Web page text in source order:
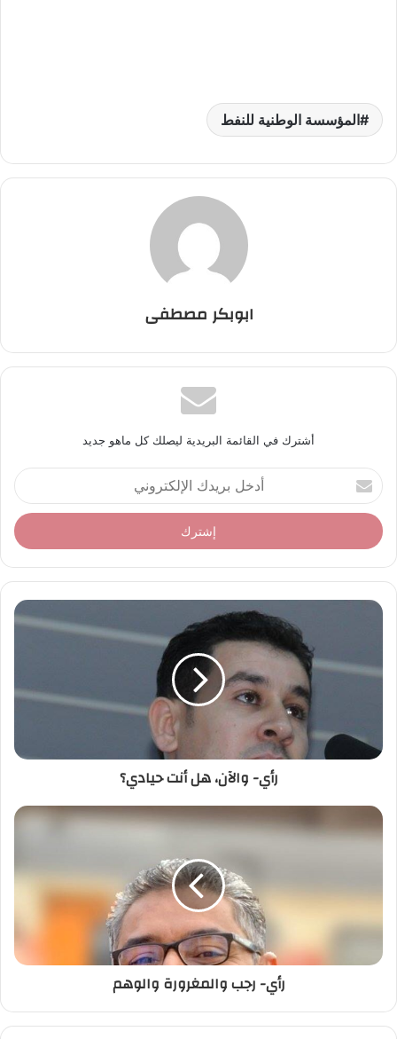
المؤسسة الوطنية للنفط
ابوبكر مصطفى
أشترك في القائمة البريدية ليصلك كل ماهو جديد
أ
د
خ
ل
ر
د
ر
ي
رأي- والآن، هل أنت حيادي؟
رأي- رجب والمغرورة والوهم